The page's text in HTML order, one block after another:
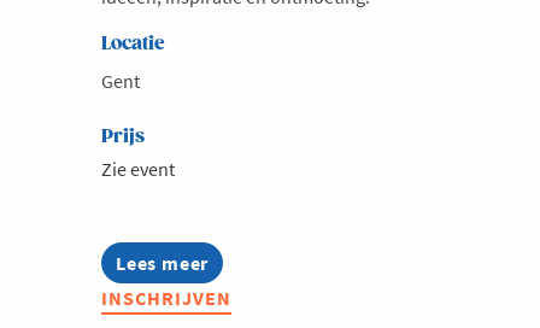
Locatie
Gent
Prijs
Zie event
Lees meer
about
HITT
Fest
INSCHRIJVEN
Regeringsvorming
Scale-ups
Starten